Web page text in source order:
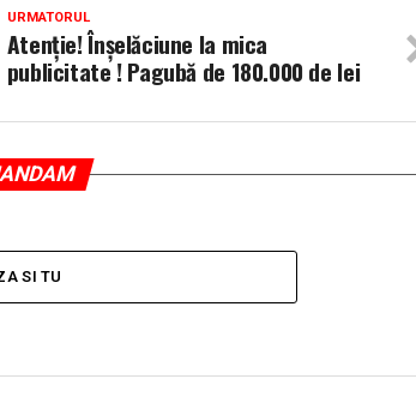
URMATORUL
Atenție! Înșelăciune la mica
publicitate ! Pagubă de 180.000 de lei
SI TU